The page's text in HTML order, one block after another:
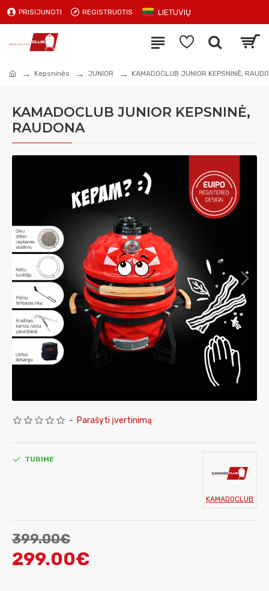
PRISIJUNGTI REGISTRUOTIS LIETUVIŲ
Kepsninės JUNIOR KAMADOCLUB JUNIOR KEPSNINĖ,
KAMADOCLUB JUNIOR KEPSNINĖ,
RAUDONA
- Parašyti įvertinimą
299.00€
399.00€
TURIME
KAMADOCLUB